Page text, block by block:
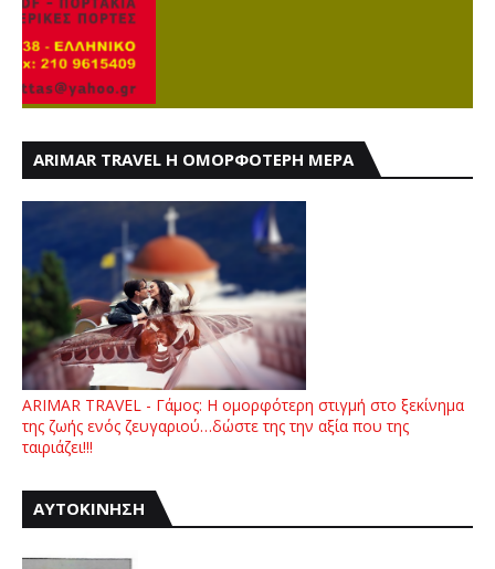
ARIMAR TRAVEL Η ΟΜΟΡΦΟΤΕΡΗ ΜΕΡΑ
ARIMAR TRAVEL - Γάμος: Η ομορφότερη στιγμή στο ξεκίνημα
της ζωής ενός ζευγαριού…δώστε της την αξία που της
ταιριάζει!!!
ΑΥΤΟΚΙΝΗΣΗ